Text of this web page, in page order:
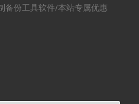
备份工具软件/本站专属优惠